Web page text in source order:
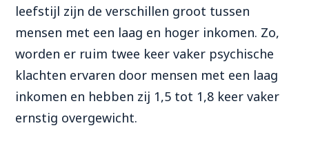
leefstijl zijn de verschillen groot tussen
mensen met een laag en hoger inkomen. Zo,
worden er ruim twee keer vaker psychische
klachten ervaren door mensen met een laag
inkomen en hebben zij 1,5 tot 1,8 keer vaker
ernstig overgewicht.